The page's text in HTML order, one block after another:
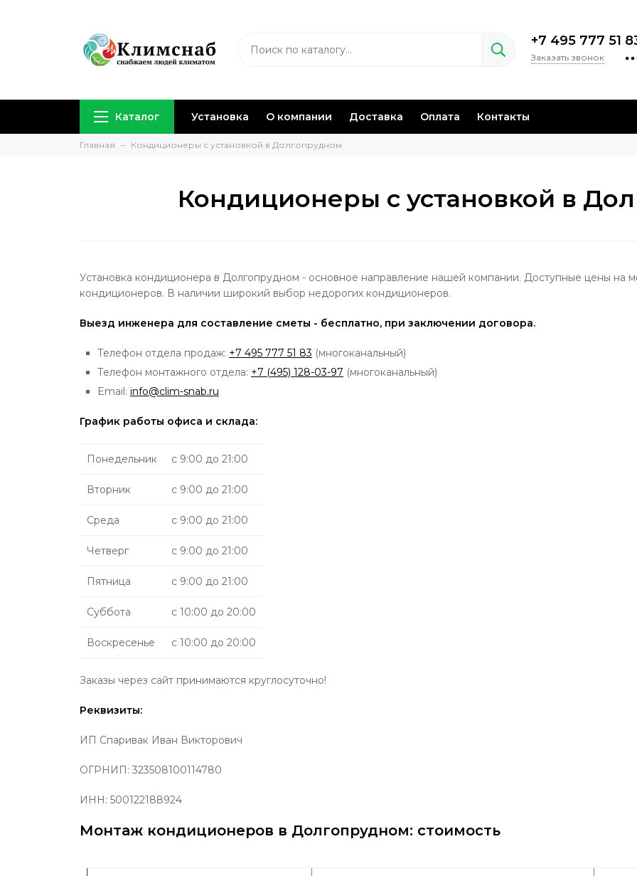
+7 495 777 51
Заказать звонок
Каталог Установка О компании Доставка Оплата Контакты
Главная Кондиционеры с установкой в Долгопрудном
Кондиционеры с установкой в
Установка кондиционера в Долгопрудном - основное направление нашей компании. Доступные цены на
кондиционеров. В наличии широкий выбор недорогих кондиционеров.
Выезд инженера для составление сметы - бесплатно, при заключении договора.
Телефон отдела продаж: +7 495 777 51 83 (многоканальный)
Телефон монтажного отдела: +7 (495) 128-03-97 (многоканальный)
Email: info@clim-snab.ru
График работы офиса и склада:
Понедельник с 9:00 до 21:00
Вторник с 9:00 до 21:00
Среда с 9:00 до 21:00
Четверг с 9:00 до 21:00
Пятница с 9:00 до 21:00
Суббота с 10:00 до 20:00
Воскресенье с 10:00 до 20:00
Заказы через сайт принимаются круглосуточно!
Реквизиты:
ИП Спаривак Иван Викторович
ОГРНИП: 323508100114780
ИНН: 500122188924
Монтаж кондиционеров в Долгопрудном: стоимость